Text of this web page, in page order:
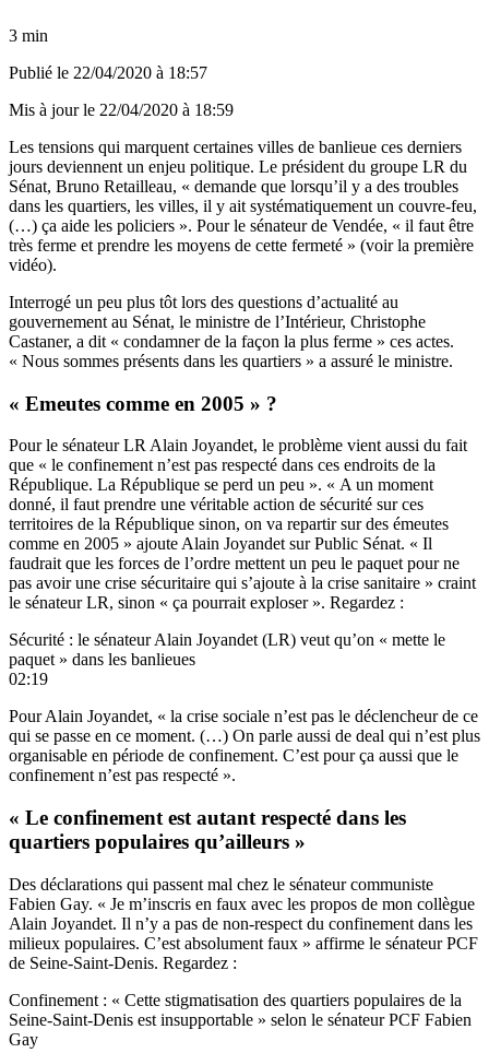
3 min
Publié le 22/04/2020 à 18:57
Mis à jour le 22/04/2020 à 18:59
Les tensions qui marquent certaines villes de banlieue ces derniers
jours deviennent un enjeu politique. Le président du groupe LR du
Sénat, Bruno Retailleau, « demande que lorsqu’il y a des troubles
dans les quartiers, les villes, il y ait systématiquement un couvre-feu,
(…) ça aide les policiers ». Pour le sénateur de Vendée, « il faut être
très ferme et prendre les moyens de cette fermeté » (voir la première
vidéo).
Interrogé un peu plus tôt lors des questions d’actualité au
gouvernement au Sénat, le ministre de l’Intérieur, Christophe
Castaner, a dit « condamner de la façon la plus ferme » ces actes.
« Nous sommes présents dans les quartiers » a assuré le ministre.
« Emeutes comme en 2005 » ?
Pour le sénateur LR Alain Joyandet, le problème vient aussi du fait
que « le confinement n’est pas respecté dans ces endroits de la
République. La République se perd un peu ». « A un moment
donné, il faut prendre une véritable action de sécurité sur ces
territoires de la République sinon, on va repartir sur des émeutes
comme en 2005 » ajoute Alain Joyandet sur Public Sénat. « Il
faudrait que les forces de l’ordre mettent un peu le paquet pour ne
pas avoir une crise sécuritaire qui s’ajoute à la crise sanitaire » craint
le sénateur LR, sinon « ça pourrait exploser ». Regardez :
Sécurité : le sénateur Alain Joyandet (LR) veut qu’on « mette le
paquet » dans les banlieues
02:19
Pour Alain Joyandet, « la crise sociale n’est pas le déclencheur de ce
qui se passe en ce moment. (…) On parle aussi de deal qui n’est plus
organisable en période de confinement. C’est pour ça aussi que le
confinement n’est pas respecté ».
« Le confinement est autant respecté dans les
quartiers populaires qu’ailleurs »
Des déclarations qui passent mal chez le sénateur communiste
Fabien Gay. « Je m’inscris en faux avec les propos de mon collègue
Alain Joyandet. Il n’y a pas de non-respect du confinement dans les
milieux populaires. C’est absolument faux » affirme le sénateur PCF
de Seine-Saint-Denis. Regardez :
Confinement : « Cette stigmatisation des quartiers populaires de la
Seine-Saint-Denis est insupportable » selon le sénateur PCF Fabien
Gay